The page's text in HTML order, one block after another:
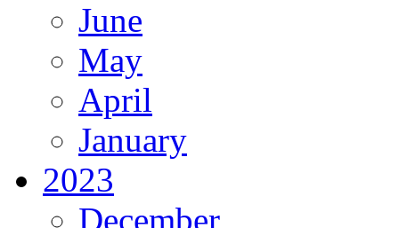
June
May
April
January
2023
December